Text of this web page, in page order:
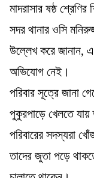
মাদরাসার ষষ্ঠ শ্রেণির
সদর থানার ওসি
উল্লেখ করে জানান,
অভিযোগ নেই।
পরিবার সূত্রে জানা
পুকুরপাড়ে খেলতে যায়
পরিবারের সদস্যরা
তাদের জুতা পড়ে